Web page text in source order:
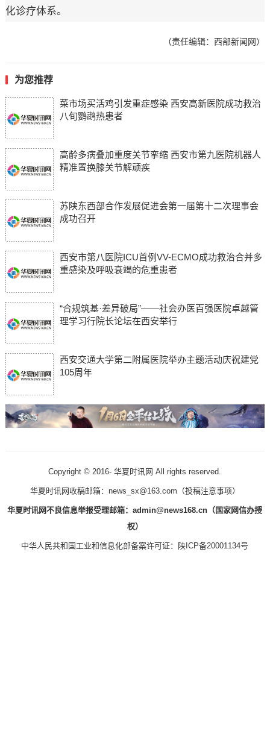
化诊疗体系。
（责任编辑：西部新闻网）
为您推荐
菜市场买活鸡引发重症感染 西安高新医院成功救治
八旬鹦鹉热患者
高龄多病叠加重度关节挛缩 西安市第九医院机器人
精准置换膝关节解顽疾
苏陕东西部合作发展促进会第一届第十二次理事会
成功召开
西安市第八医院ICU首例VV-ECMO成功救治合并多
重感染及呼吸衰竭的危重患者
“合规筑基·差异破局”——社会办医百强医院卓越管
理学习行院长论坛在西安举行
西安交通大学第二附属医院举办主题活动庆祝建党
105周年
Copyright © 2016- 华夏时讯网 All rights reserved.
华夏时讯网收稿邮箱：news_sx@163.com（投稿注意事项）
华夏时讯网不良信息举报受理邮箱：admin@news168.cn（国家网信办授
权）
中华人民共和国工业和信息化部备案许可证： 陕ICP备20001134号